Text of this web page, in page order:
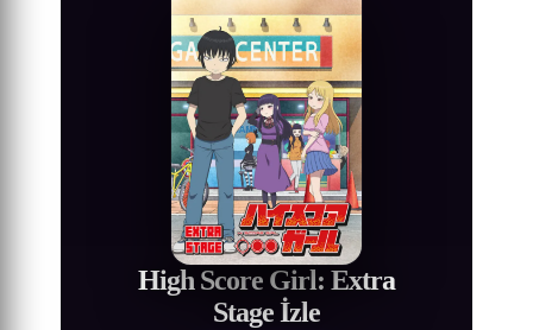
High Score Girl: Extra
Stage İzle